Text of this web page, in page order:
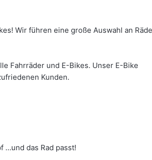
Wir führen eine große Auswahl an
Fahrräder und E-Bikes. Unser E-Bike
Kunden.
…und das Rad passt!